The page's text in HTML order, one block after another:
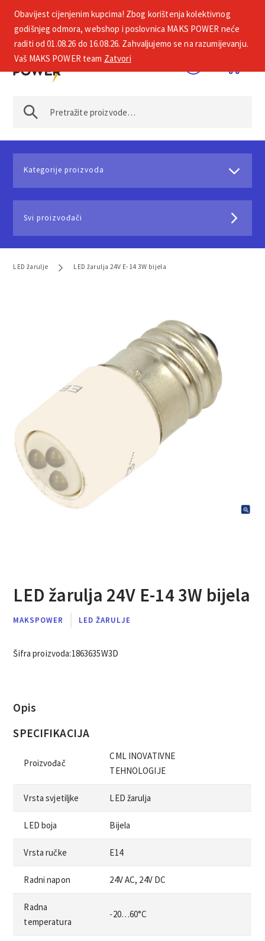
+385 1 2002 575
Kategorije proizvoda
Svi proizvođači
LED žarulje LED žarulja 24V E-14 3W bijela
LED žarulja 24V E-14 3W bijela
MAKSPOWER LED ŽARULJE
Šifra proizvoda:1863635W3D
Opis
SPECIFIKACIJA
Proizvođač
CML INOVATIVNE
TEHNOLOGIJE
Vrsta svjetiljke LED žarulja
LED boja Bijela
Vrsta ručke E14
Radni napon 24V AC, 24V DC
Radna
temperatura
-20…60°C
Obavijest cijenjenim kupcima! Zbog korištenja kolektivnog
godišnjeg odmora, webshop i poslovnica MAKS POWER neće
raditi od 01.08.26 do 16.08.26. Zahvaljujemo se na razumijevanju.
Vaš MAKS POWER team Zatvori